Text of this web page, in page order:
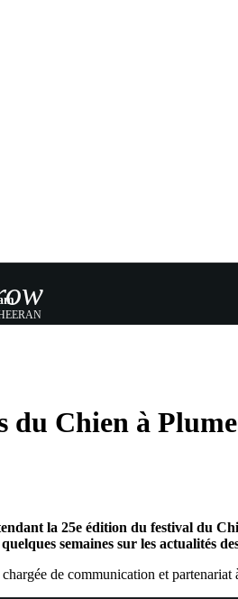
du Chien à
la 25e édition du festival du
semaines sur les actualités
de communication et